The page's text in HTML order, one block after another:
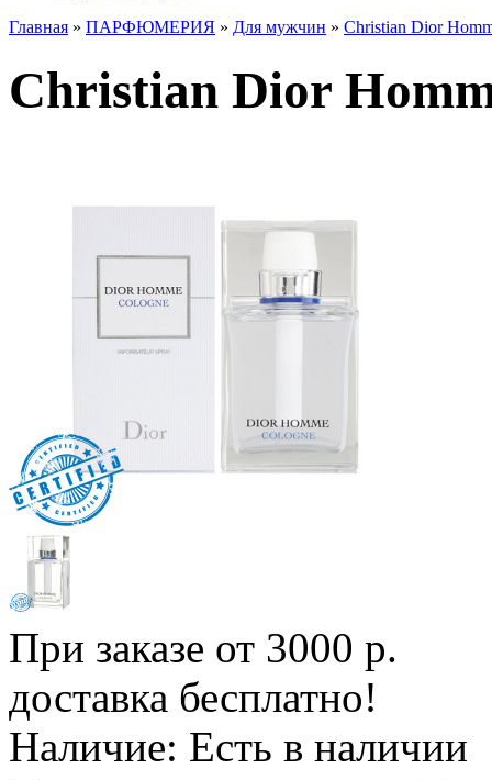
Главная » ПАРФЮМЕРИЯ » Для мужчин » Christian Dior
Christian Dior
При заказе от 3000 р.
доставка бесплатно!
Наличие: Есть в наличии